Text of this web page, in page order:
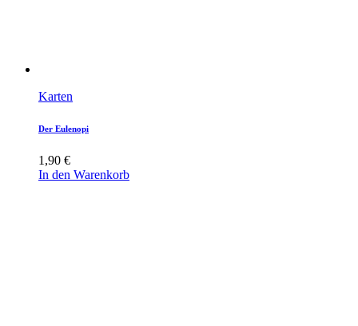
Karten
Der Eulenopi
1,90 €
In den Warenkorb